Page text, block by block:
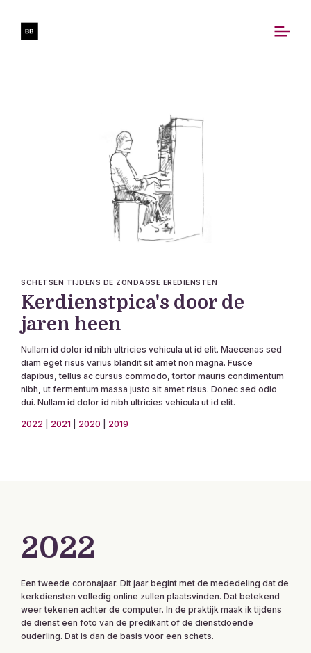
SCHETSEN TIJDENS DE ZONDAGSE EREDIENSTEN
Kerdienstpica's door de
jaren heen
Nullam id dolor id nibh ultricies vehicula ut id elit. Maecenas sed
diam eget risus varius blandit sit amet non magna. Fusce
dapibus, tellus ac cursus commodo, tortor mauris condimentum
nibh, ut fermentum massa justo sit amet risus. Donec sed odio
dui. Nullam id dolor id nibh ultricies vehicula ut id elit.
2022 2021 2020 2019
2022
Een tweede coronajaar. Dit jaar begint met de mededeling dat de
kerkdiensten volledig online zullen plaatsvinden. Dat betekend
weer tekenen achter de computer. In de praktijk maak ik tijdens
de dienst een foto van de predikant of de dienstdoende
ouderling. Dat is dan de basis voor een schets.